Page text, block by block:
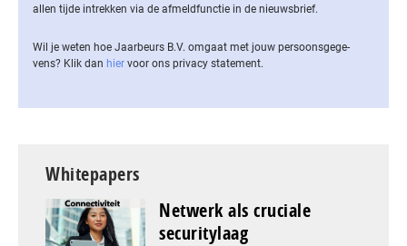
allen tijde intrekken via de af­meld­func­tie in de nieuwsbrief.
Wil je weten hoe Jaarbeurs B.V. omgaat met jouw per­soons­ge­ge­
vens? Klik dan hier voor ons privacy statement.
Whitepapers
Netwerk als cruciale
securitylaag